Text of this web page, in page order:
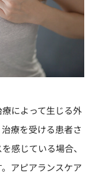
療によって生じる外
療を受ける患者さ
感じている場合、
アピアランスケア